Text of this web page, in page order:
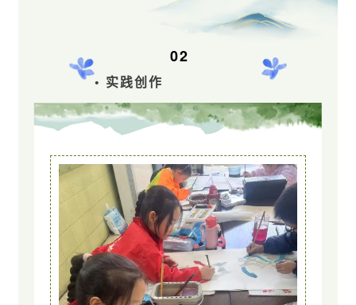
02
• 实践创作